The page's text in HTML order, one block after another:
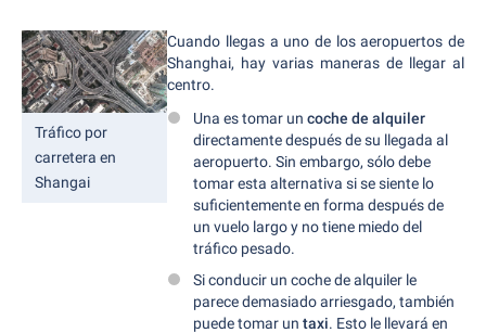
Tráfico por
carretera en
Shangai
Cuando llegas a uno de los aeropuertos de
Shanghai, hay varias maneras de llegar al
centro.
Una es tomar uncoche de alquiler
directamente después de su llegada al
aeropuerto. Sin embargo, sólo debe
tomar esta alternativa si se siente lo
suficientemente en forma después de
un vuelo largo y no tiene miedo del
tráfico pesado.
Si conducir un coche de alquiler le
parece demasiado arriesgado, también
puede tomar untaxi. Esto le llevará en